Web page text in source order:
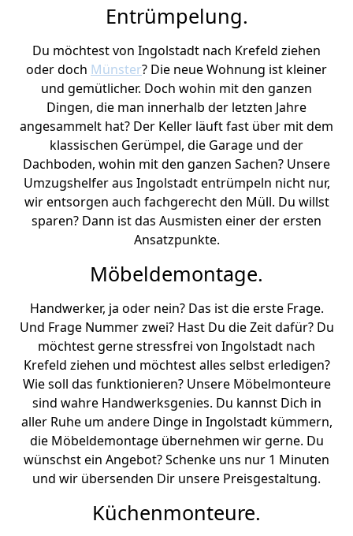
Entrümpelung.
Du möchtest von Ingolstadt nach Krefeld ziehen
oder doch Münster? Die neue Wohnung ist kleiner
und gemütlicher. Doch wohin mit den ganzen
Dingen, die man innerhalb der letzten Jahre
angesammelt hat? Der Keller läuft fast über mit dem
klassischen Gerümpel, die Garage und der
Dachboden, wohin mit den ganzen Sachen? Unsere
Umzugshelfer aus Ingolstadt entrümpeln nicht nur,
wir entsorgen auch fachgerecht den Müll. Du willst
sparen? Dann ist das Ausmisten einer der ersten
Ansatzpunkte.
Möbeldemontage.
Handwerker, ja oder nein? Das ist die erste Frage.
Und Frage Nummer zwei? Hast Du die Zeit dafür? Du
möchtest gerne stressfrei von Ingolstadt nach
Krefeld ziehen und möchtest alles selbst erledigen?
Wie soll das funktionieren? Unsere Möbelmonteure
sind wahre Handwerksgenies. Du kannst Dich in
aller Ruhe um andere Dinge in Ingolstadt kümmern,
die Möbeldemontage übernehmen wir gerne. Du
wünschst ein Angebot? Schenke uns nur 1 Minuten
und wir übersenden Dir unsere Preisgestaltung.
Küchenmonteure.